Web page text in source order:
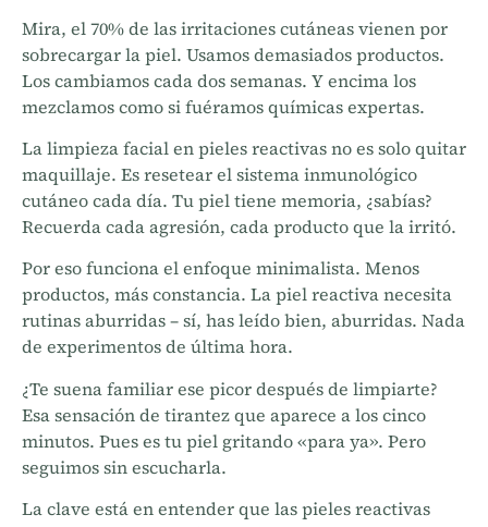
Mira, el 70% de las irritaciones cutáneas vienen por
sobrecargar la piel. Usamos demasiados productos.
Los cambiamos cada dos semanas. Y encima los
mezclamos como si fuéramos químicas expertas.
La limpieza facial en pieles reactivas no es solo quitar
maquillaje. Es resetear el sistema inmunológico
cutáneo cada día. Tu piel tiene memoria, ¿sabías?
Recuerda cada agresión, cada producto que la irritó.
Por eso funciona el enfoque minimalista. Menos
productos, más constancia. La piel reactiva necesita
rutinas aburridas – sí, has leído bien, aburridas. Nada
de experimentos de última hora.
¿Te suena familiar ese picor después de limpiarte?
Esa sensación de tirantez que aparece a los cinco
minutos. Pues es tu piel gritando «para ya». Pero
seguimos sin escucharla.
La clave está en entender que las pieles reactivas